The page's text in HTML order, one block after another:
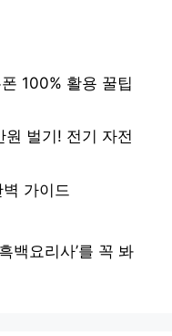
100% 활용 꿀팁
벌기! 전기 자전
가이드
백요리사’를 꼭 봐